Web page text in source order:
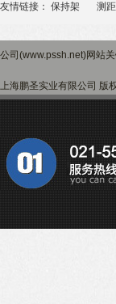
友情链接： 保持架 测
公司(www.pssh.net)网站关
上海鹏圣实业有限公司 版